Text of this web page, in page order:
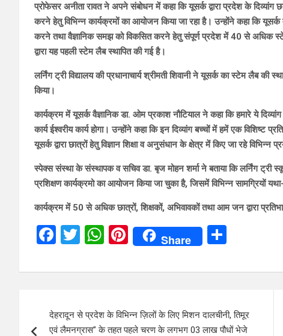
प्रोफेसर अनीता रावत ने अपने संबोधन में कहा कि यूसर्क द्वारा प्रदेश के दिव्यांग
करने हेतु विभिन्न कार्यक्रमों का आयोजन किया जा रहा है। उन्होंने कहा कि यूसर्क
करने तथा वैज्ञानिक समझ को विकसित करने हेतु संपूर्ण प्रदेश में 40 से अधिक
द्वारा यह पहली स्टेम लैब स्थापित की गई है।
लर्निंग ट्री विद्यालय की प्रधानाचार्य श्रीमती शिवानी ने यूसर्क का स्टेम लैब की
किया।
कार्यक्रम में यूसर्क वैज्ञानिक डा. ओम प्रकाश नौटियाल ने कहा कि हमारे ये
कार्य ईश्वरीय कार्य होगा। उन्होंने कहा कि इन दिव्यांग बच्चों में हमें एक विशिष्ट
यूसर्क द्वारा छात्रों हेतु विज्ञान शिक्षा व अनुसंधान के क्षेत्र में किए जा रहे विभिन्न
स्पेक्स संस्था के संस्थापक व सचिव डा. बृज मोहन शर्मा ने बताया कि लर्निंग
प्रशिक्षण कार्यक्रमो का आयोजन किया जा चुका है, जिसमें विभिन्न सामग्रियों
कार्यक्रम में 50 से अधिक छात्रों, शिक्षकों, अभिवावकों तथा आम जन द्वारा
F
ce
o
o
T
tt
W
at
A
p
Pi
nt
er
t
Share
ar
navigation
देहरादून से प्रदेश के विभिन्न ज़िलों के लिए मिशन दालचीनी, तिमूर
एवं लैमनग्रास” के तहत पहले चरण के लगभग 03 लाख पौधों भेजे